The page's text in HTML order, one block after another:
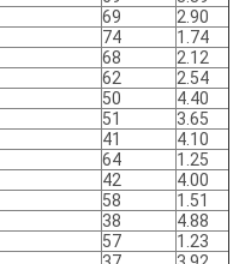
69
2.90
74
1.74
68
2.12
62
2.54
50
4.40
51
3.65
41
4.10
64
1.25
42
4.00
58
1.51
38
4.88
57
1.23